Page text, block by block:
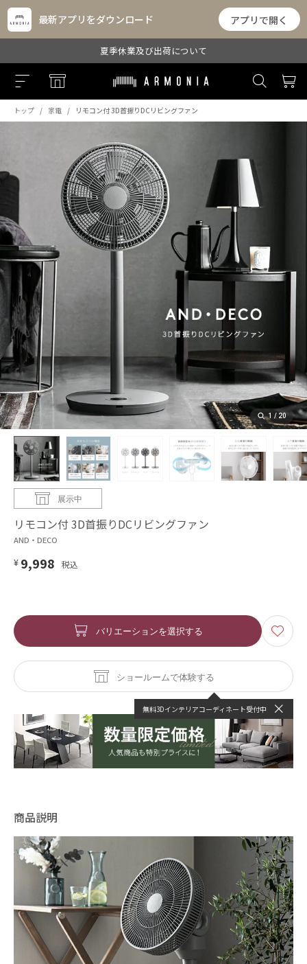
最新アプリをダウンロード アプリで開く
夏季休業及び出荷について
トップ 家電 リモコン付 3D首振りDCリビングファン
1 / 20
展示中
AND・DECO
リモコン付 3D首振りDCリビングファン
¥ 9,998
バリエーションを選択する
ショールームで体験する
無料3Dインテリアコーディネート受付中
商品説明